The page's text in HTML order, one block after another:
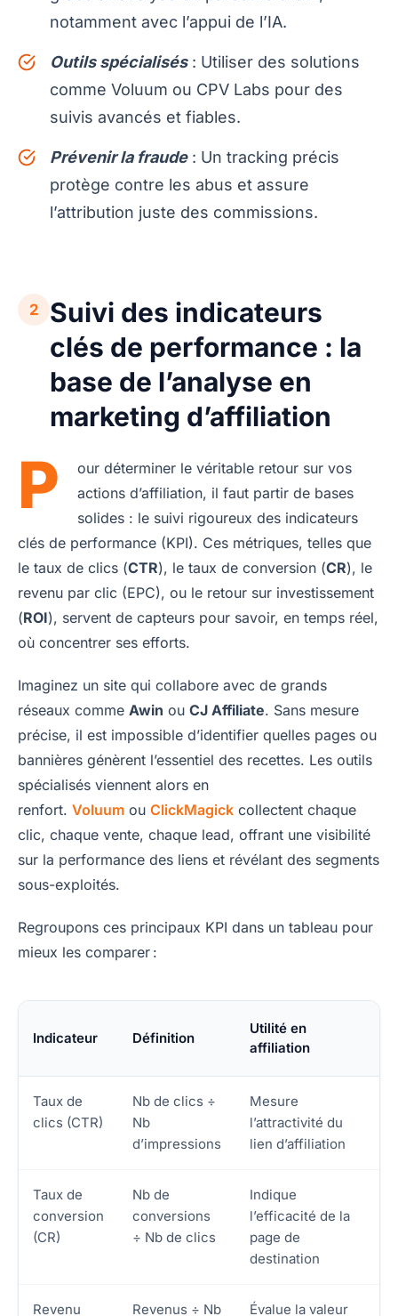
notamment avec l’appui de l’IA.
Outils spécialisés: Utiliser des solutions
comme Voluum ou CPV Labs pour des
suivis avancés et fiables.
Prévenir la fraude: Un tracking précis
protège contre les abus et assure
l’attribution juste des commissions.
2
Suivi des indicateurs
clés de performance : la
base de l’analyse en
marketing d’affiliation
P
our déterminer le véritable retour sur vos
actions d’affiliation, il faut partir de bases
solides : le suivi rigoureux des indicateurs
clés de performance (KPI). Ces métriques, telles que
le taux de clics (CTR), le taux de conversion (CR), le
revenu par clic (EPC), ou le retour sur investissement
(ROI), servent de capteurs pour savoir, en temps réel,
où concentrer ses efforts.
Imaginez un site qui collabore avec de grands
réseaux comme Awin ou CJ Affiliate. Sans mesure
précise, il est impossible d’identifier quelles pages ou
bannières génèrent l’essentiel des recettes. Les outils
spécialisés viennent alors en
renfort. Voluum ou ClickMagick collectent chaque
clic, chaque vente, chaque lead, offrant une visibilité
sur la performance des liens et révélant des segments
sous-exploités.
Regroupons ces principaux KPI dans un tableau pour
mieux les comparer :
Indicateur Définition
Utilité en
affiliation
Taux de
clics (CTR)
Nb de clics ÷
Nb
d’impressions
Mesure
l’attractivité du
lien d’affiliation
Taux de
conversion
(CR)
Nb de
conversions
÷ Nb de clics
Indique
l’efficacité de la
page de
destination
Revenu Revenus ÷ Nb Évalue la valeur